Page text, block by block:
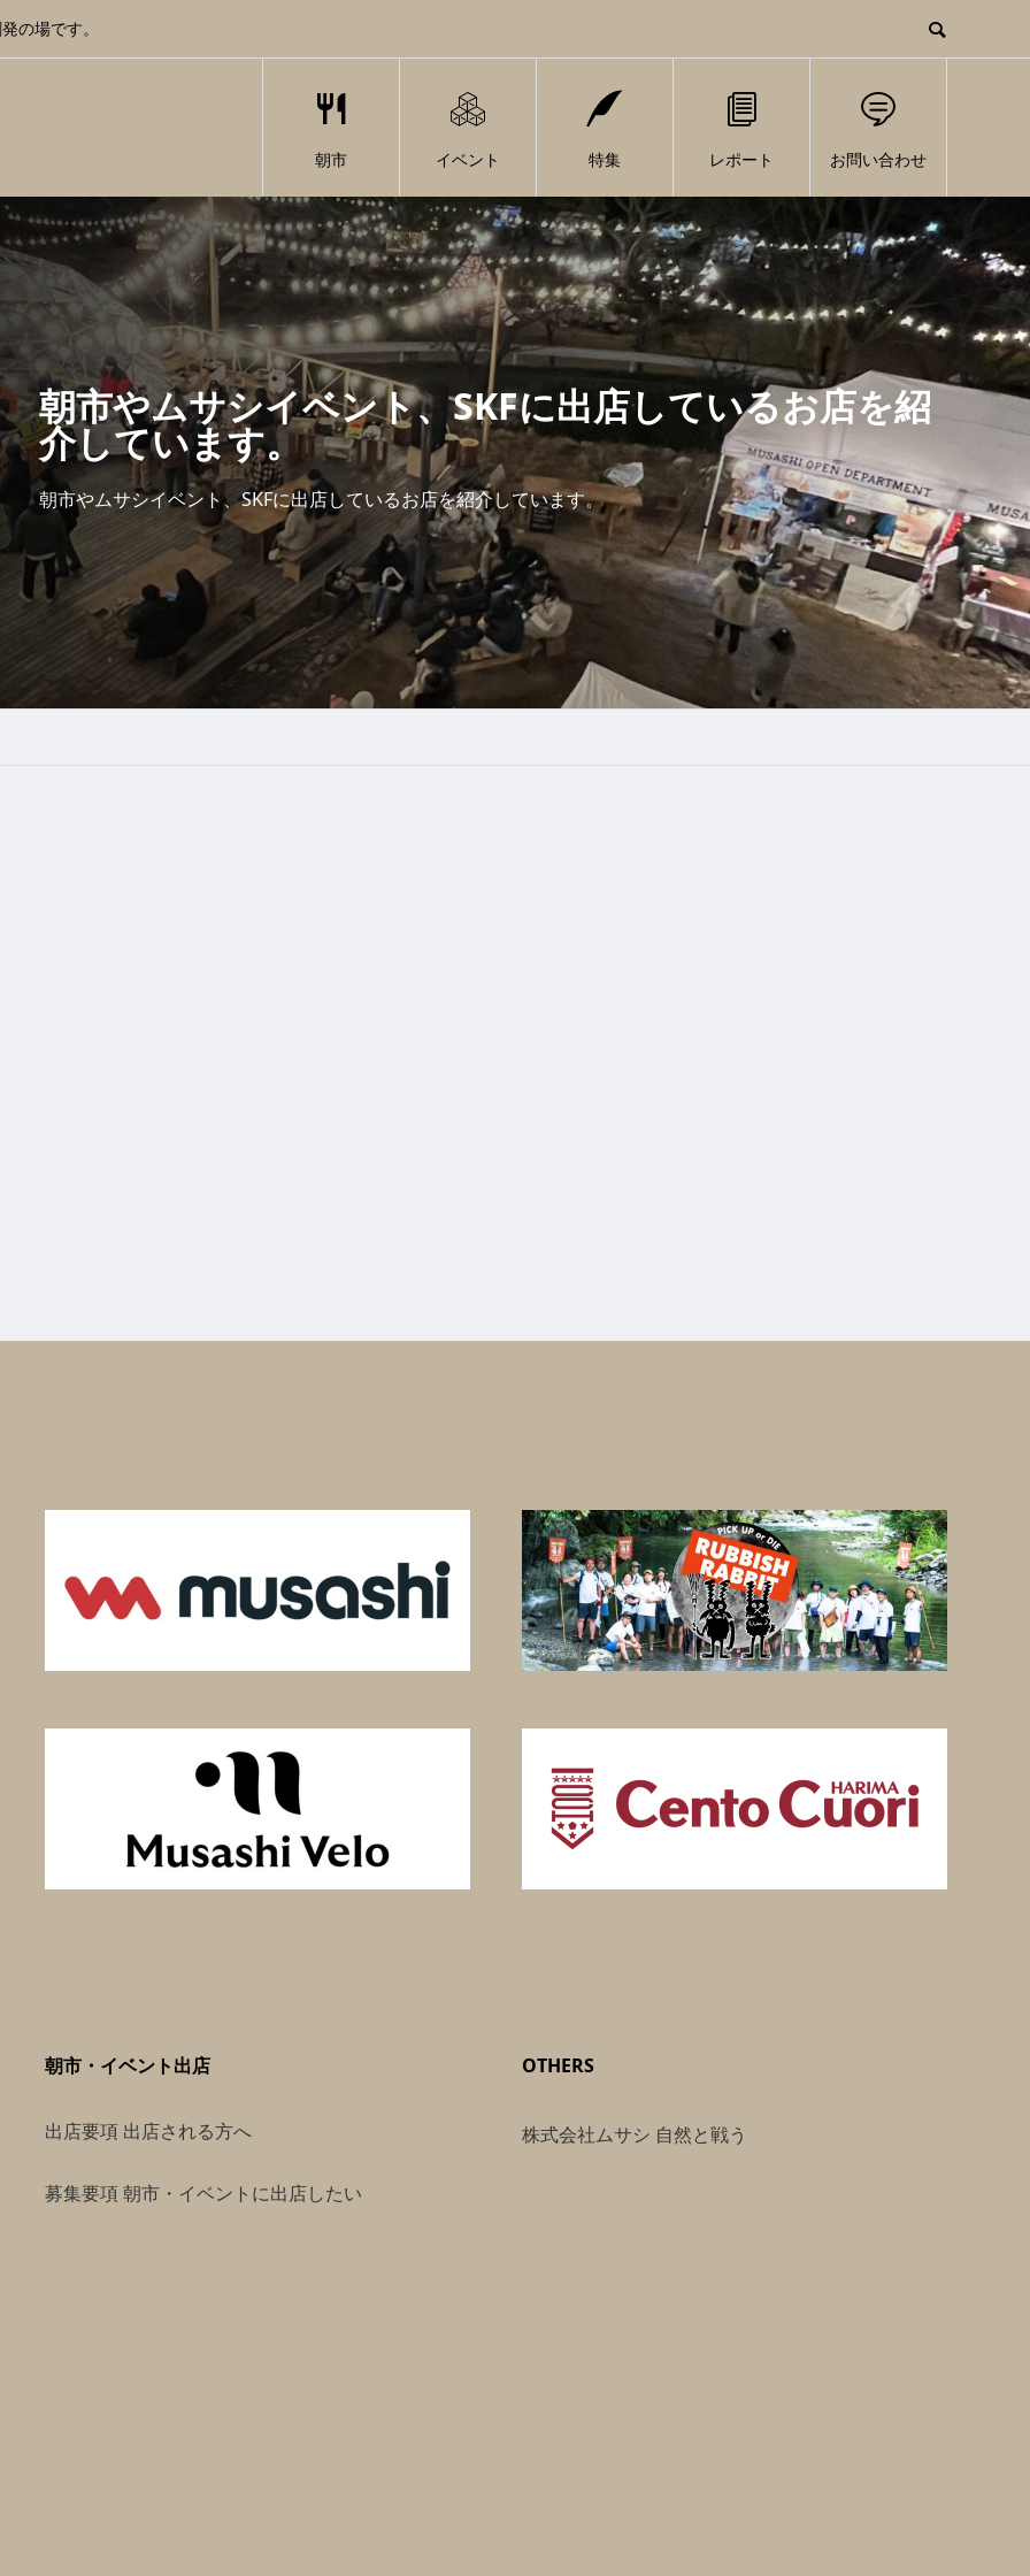
の場です。
朝市 イベント 特集 レポート お問い合わせ
朝市やムサシイベント、SKFに出店しているお店を紹
介しています。
朝市やムサシイベント、SKFに出店しているお店を紹介しています。
朝市・イベント出店
出店要項 出店される方へ
募集要項 朝市・イベントに出店したい
OTHERS
株式会社ムサシ 自然と戦う